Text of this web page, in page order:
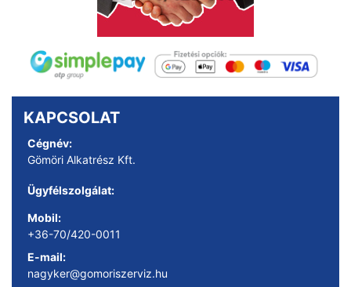
KAPCSOLAT
Cégnév:
Gömöri Alkatrész Kft.
Ügyfélszolgálat:
Mobil:
+36-70/420-0011
E-mail:
nagyker@gomoriszerviz.hu